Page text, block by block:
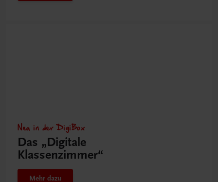
Neu in der DigiBox
Das „Digitale
Klassenzimmer“
Mehr dazu